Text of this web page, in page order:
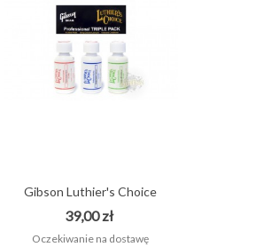
Gibson Luthier's Choice
Triple...
39,00 zł
Oczekiwanie na dostawę